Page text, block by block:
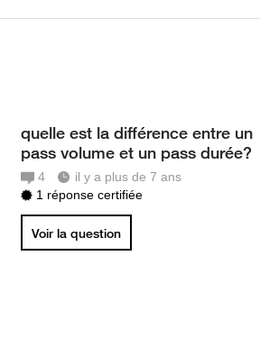
quelle est la différence entre un
pass volume et un pass durée?
4
il y a plus de 7 ans
1 réponse certifiée
Voir la question